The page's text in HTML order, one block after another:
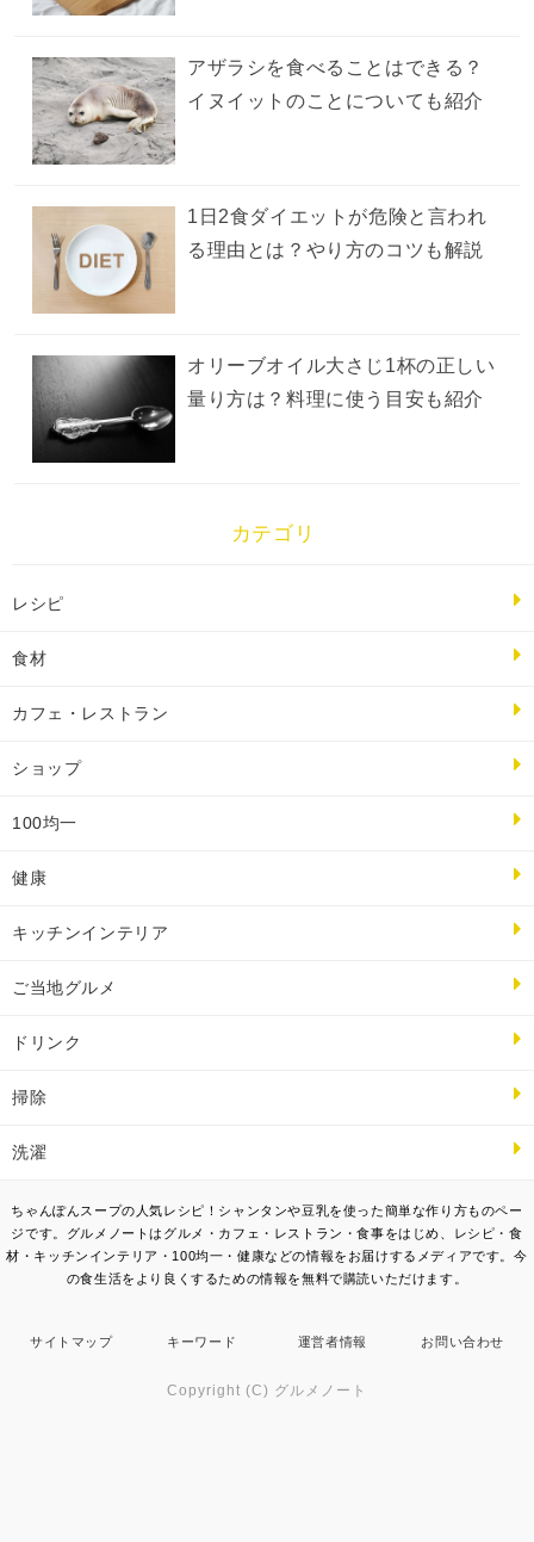
アザラシを食べることはできる？
イヌイットのことについても紹介
1日2食ダイエットが危険と言われ
る理由とは？やり方のコツも解説
オリーブオイル大さじ1杯の正しい
量り方は？料理に使う目安も紹介
カテゴリ
レシピ
食材
カフェ・レストラン
ショップ
100均一
健康
キッチンインテリア
ご当地グルメ
ドリンク
掃除
洗濯
ちゃんぽんスープの人気レシピ！シャンタンや豆乳を使った簡単な作り方ものペー
ジです。グルメノートはグルメ・カフェ・レストラン・食事をはじめ、レシピ・食
材・キッチンインテリア・100均一・健康などの情報をお届けするメディアです。今
の食生活をより良くするための情報を無料で購読いただけます。
サイトマップ キーワード 運営者情報 お問い合わせ
Copyright (C) グルメノート